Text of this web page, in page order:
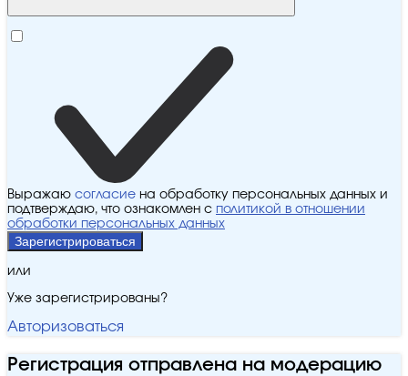
Выражаю согласие на обработку персональных данных и
подтверждаю, что ознакомлен с политикой в отношении
обработки персональных данных
Зарегистрироваться
или
Уже зарегистрированы?
Авторизоваться
Регистрация отправлена на модерацию